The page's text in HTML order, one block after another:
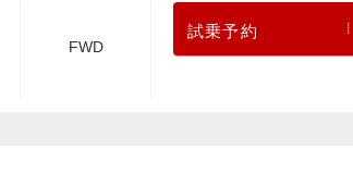
FWD
試乗予約